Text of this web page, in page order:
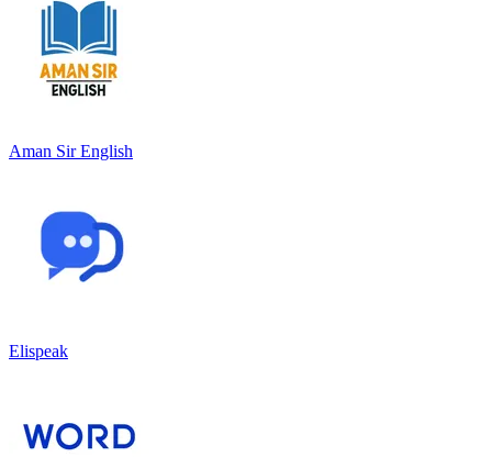
Aman Sir English
Elispeak